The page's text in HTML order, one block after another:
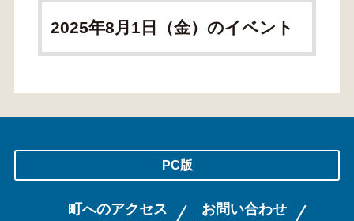
2025年8月1日（金）のイベント
PC版
町へのアクセス
お問い合わせ